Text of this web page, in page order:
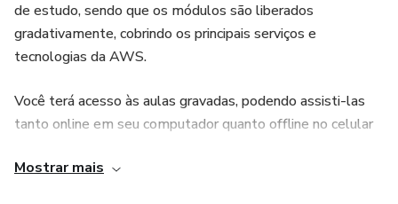
de estudo, sendo que os módulos são liberados
gradativamente, cobrindo os principais serviços e
tecnologias da AWS.
Você terá acesso às aulas gravadas, podendo assisti-las
tanto online em seu computador quanto offline no celular
Mostrar mais